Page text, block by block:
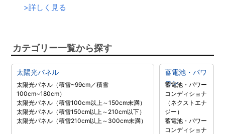
>詳しく見る
カテゴリー一覧から探す
太陽光パネル
太陽光パネル（積雪~99cm／積雪
100cm~180cm）
太陽光パネル（積雪100cm以上～150cm未満）
太陽光パネル（積雪150cm以上～210cm以下）
太陽光パネル（積雪210cm以上～300cm未満）
蓄電池・パワ
コン
蓄電池・パワー
コンディショナ
（ネクストエナ
ジー）
蓄電池・パワー
コンディショナ